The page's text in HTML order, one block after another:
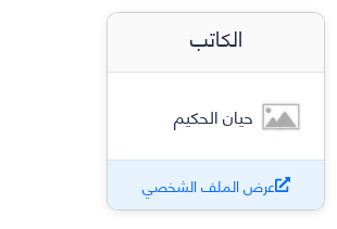
الكاتب
حيان الحكيم
عرض الملف الشخصي